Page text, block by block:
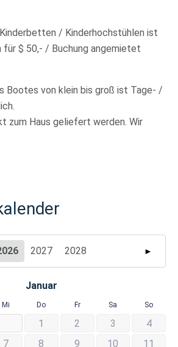
/ Kinderhochstühlen ist
für $ 50,- / Buchung angemietet
Bootes von klein bis groß ist Tage- /
zum Haus geliefert werden. Wir
2027 2028 ►
Januar
Mi Do Fr Sa So
1 2 3
4
7 8 9 10 11